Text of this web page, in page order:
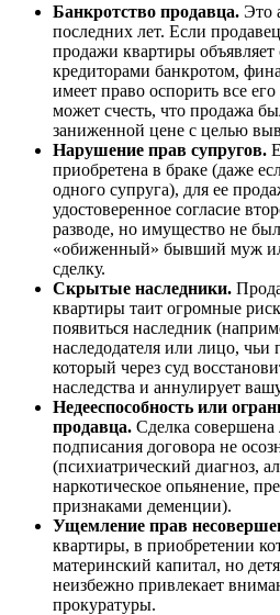
Банкротство продавца. Это
последних лет. Если
продажи квартиры объявляет
кредиторами банкротом,
имеет право оспорить все
может счесть, что продажа
заниженной цене с целью
Нарушение прав супругов.
приобретена в браке (даже
одного супруга), для ее
удостоверенное согласие
разводе, но имущество не
«обиженный» бывший муж
сделку.
Скрытые наследники.
квартиры таит огромные
появиться наследник
наследодателя или лицо,
который через суд
наследства и аннулирует
Недееспособность или
продавца. Сделка
подписания договора не
(психиатрический диагноз,
наркотическое опьянение,
признаками деменции).
Ущемление прав
квартиры, в приобретении
материнский капитал, но
неизбежно привлекает
прокуратуры.